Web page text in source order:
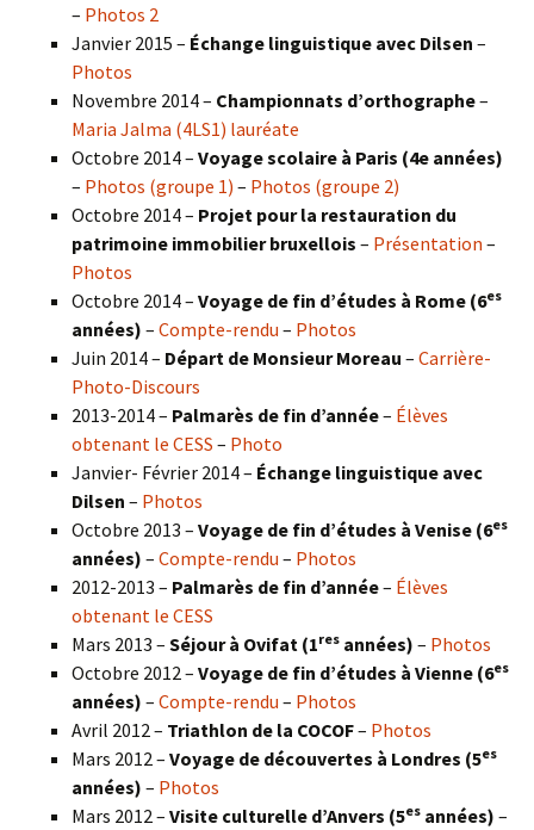
– Photos 2
Janvier 2015 – Échange linguistique avec Dilsen –
Photos
Novembre 2014 – Championnats d’orthographe–
Maria Jalma (4LS1) lauréate
Octobre 2014 – Voyage scolaire à Paris (4e années)
– Photos (groupe 1) – Photos (groupe 2)
Octobre 2014 – Projet pour la restauration du
patrimoine immobilier bruxellois – Présentation –
Photos
Octobre 2014 – Voyage de fin d’études à Rome (6es
années) – Compte-rendu – Photos
Juin 2014 – Départ de Monsieur Moreau – Carrière-
Photo-Discours
2013-2014 – Palmarès de fin d’année– Élèves
obtenant le CESS – Photo
Janvier- Février 2014 – Échange linguistique avec
Dilsen – Photos
Octobre 2013 – Voyage de fin d’études à Venise (6es
années) – Compte-rendu – Photos
2012-2013 – Palmarès de fin d’année– Élèves
obtenant le CESS
Mars 2013 – Séjour à Ovifat (1res années) – Photos
Octobre 2012 – Voyage de fin d’études à Vienne (6es
années) – Compte-rendu – Photos
Avril 2012 – Triathlon de la COCOF– Photos
Mars 2012 – Voyage de découvertes à Londres (5es
années) – Photos
Mars 2012 – Visite culturelle d’Anvers (5es années) –